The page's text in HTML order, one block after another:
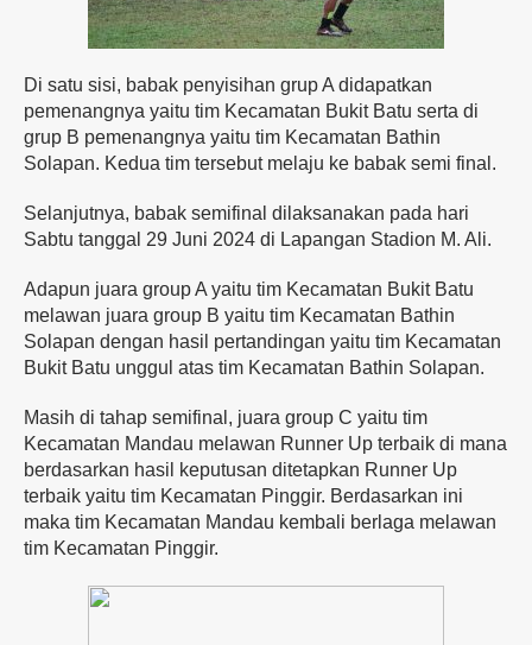
Di satu sisi, babak penyisihan grup A didapatkan
pemenangnya yaitu tim Kecamatan Bukit Batu serta di
grup B pemenangnya yaitu tim Kecamatan Bathin
Solapan. Kedua tim tersebut melaju ke babak semi final.
Selanjutnya, babak semifinal dilaksanakan pada hari
Sabtu tanggal 29 Juni 2024 di Lapangan Stadion M. Ali.
Adapun juara group A yaitu tim Kecamatan Bukit Batu
melawan juara group B yaitu tim Kecamatan Bathin
Solapan dengan hasil pertandingan yaitu tim Kecamatan
Bukit Batu unggul atas tim Kecamatan Bathin Solapan.
Masih di tahap semifinal, juara group C yaitu tim
Kecamatan Mandau melawan Runner Up terbaik di mana
berdasarkan hasil keputusan ditetapkan Runner Up
terbaik yaitu tim Kecamatan Pinggir. Berdasarkan ini
maka tim Kecamatan Mandau kembali berlaga melawan
tim Kecamatan Pinggir.